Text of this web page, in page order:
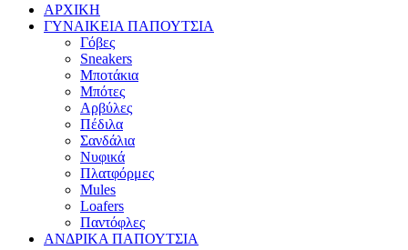
ΑΡΧΙΚΗ
ΓΥΝΑΙΚΕΙΑ ΠΑΠΟΥΤΣΙΑ
Γόβες
Sneakers
Μποτάκια
Μπότες
Αρβύλες
Πέδιλα
Σανδάλια
Νυφικά
Πλατφόρμες
Mules
Loafers
Παντόφλες
ΑΝΔΡΙΚΑ ΠΑΠΟΥΤΣΙΑ